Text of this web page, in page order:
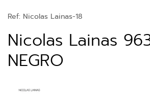
Ref: Nicolas Lainas-18
Nicolas Lainas
NEGRO